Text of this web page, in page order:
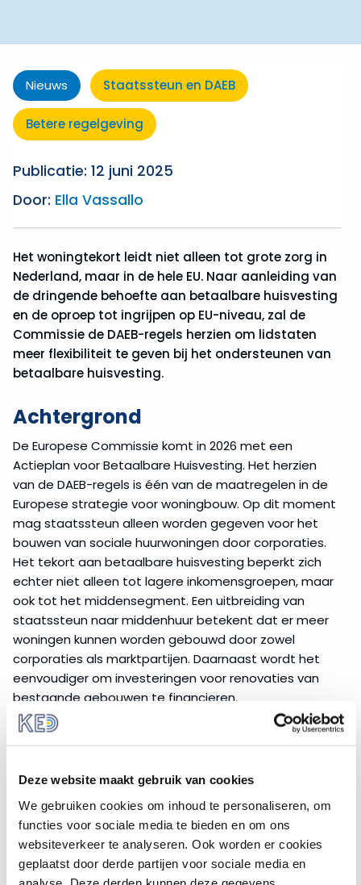
Deze website maakt gebruik van cookies
We gebruiken cookies om inhoud te personaliseren, om
functies voor sociale media te bieden en om ons
websiteverkeer te analyseren. Ook worden er cookies
geplaatst door derde partijen voor sociale media en
Nieuws Staatssteun en DAEB
Betere regelgeving
Publicatie: 12 juni 2025
Door: Ella Vassallo
Het woningtekort leidt niet alleen tot grote zorg in
Nederland, maar in de hele EU. Naar aanleiding van
de dringende behoefte aan betaalbare huisvesting
en de oproep tot ingrijpen op EU-niveau, zal de
Commissie de DAEB-regels herzien om lidstaten
meer flexibiliteit te geven bij het ondersteunen van
betaalbare huisvesting.
Achtergrond
De Europese Commissie komt in 2026 met een
Actieplan voor Betaalbare Huisvesting. Het herzien
van de DAEB-regels is één van de maatregelen in de
Europese strategie voor woningbouw. Op dit moment
mag staatssteun alleen worden gegeven voor het
bouwen van sociale huurwoningen door corporaties.
Het tekort aan betaalbare huisvesting beperkt zich
echter niet alleen tot lagere inkomensgroepen, maar
ook tot het middensegment. Een uitbreiding van
staatssteun naar middenhuur betekent dat er meer
woningen kunnen worden gebouwd door zowel
corporaties als marktpartijen. Daarnaast wordt het
eenvoudiger om investeringen voor renovaties van
bestaande gebouwen te financieren.
Beoogde uitkomst
sneller en eenvoudiger steun kunnen verlenen voor
betaalbare en energie-efficiënte woningen. Hierbij
wordt er rekening gehouden dat er niet onnodig wordt
ingegrepen op de marktwerking en dat dit geen
gevolgen heeft voor sociale huisvesting, ten nadele
van de meest kwetsbaren. Het initiatief zal bestaan in